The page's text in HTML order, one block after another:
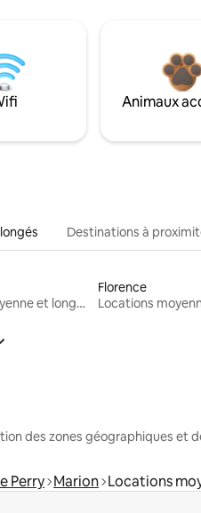
Animaux
Destinations à
Locations moyenne et longue durée
Florence
des zones géographiques et
Perry Marion Locations